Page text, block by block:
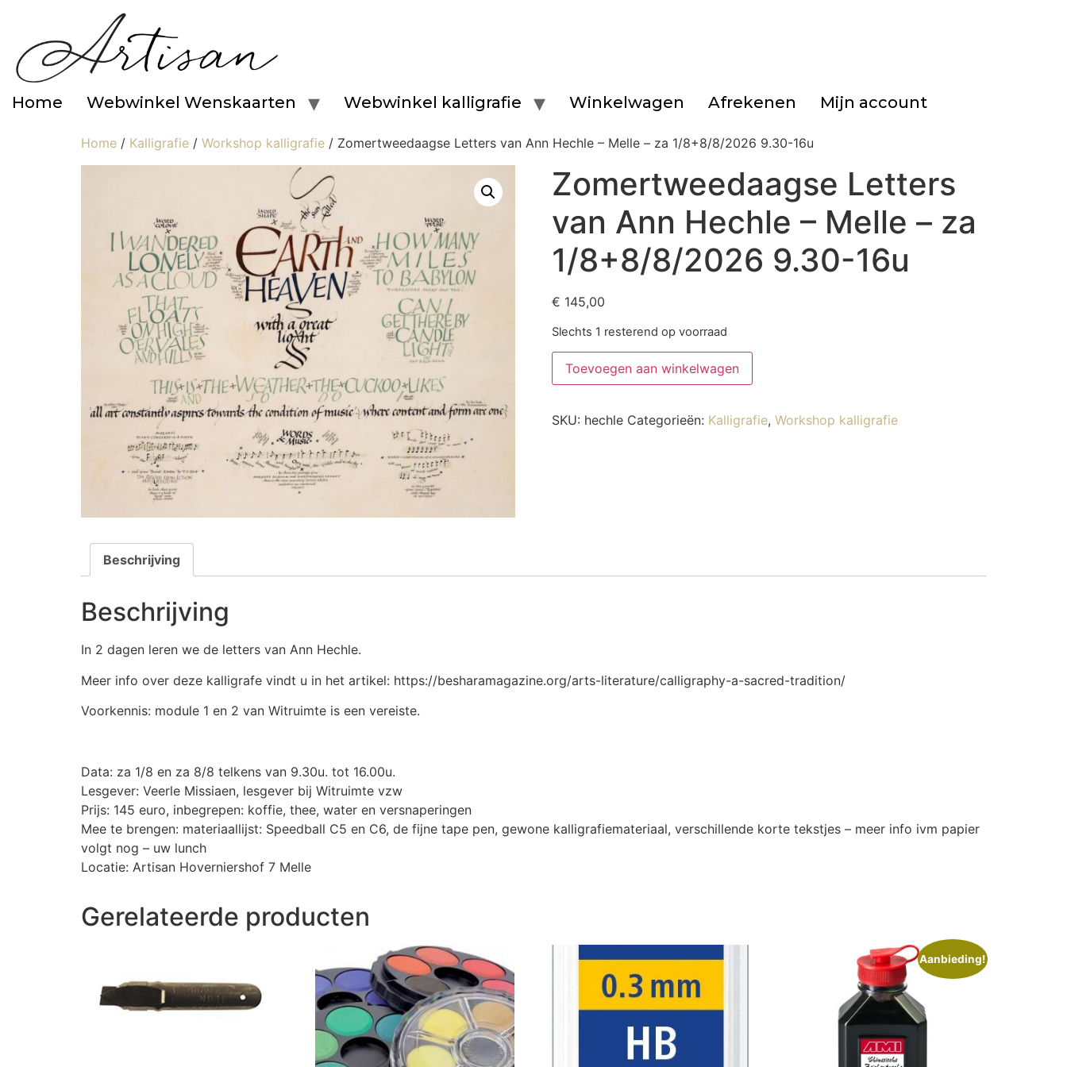
Home Webwinkel Wenskaarten Webwinkel kalligrafie Winkelwagen Afrekenen Mijn account
Home / Kalligrafie / Workshop kalligrafie / Zomertweedaagse Letters van Ann Hechle – Melle – za 1/8+8/8/2026 9.30-16u
Zomertweedaagse Letters
van Ann Hechle – Melle – za
1/8+8/8/2026 9.30-16u
€ 145,00
Slechts 1 resterend op voorraad
Toevoegen aan winkelwagen
SKU: hechle Categorieën: Kalligrafie, Workshop kalligrafie
Beschrijving
Beschrijving
In 2 dagen leren we de letters van Ann Hechle.
Meer info over deze kalligrafe vindt u in het artikel: https://besharamagazine.org/arts-literature/calligraphy-a-sacred-tradition/
Voorkennis: module 1 en 2 van Witruimte is een vereiste.
Data: za 1/8 en za 8/8 telkens van 9.30u. tot 16.00u.
Lesgever: Veerle Missiaen, lesgever bij Witruimte vzw
Prijs: 145 euro, inbegrepen: koffie, thee, water en versnaperingen
Mee te brengen: materiaallijst: Speedball C5 en C6, de fijne tape pen, gewone kalligrafiemateriaal, verschillende korte tekstjes – meer info ivm papier
volgt nog – uw lunch
Locatie: Artisan Hoverniershof 7 Melle
Gerelateerde producten
Aanbieding!